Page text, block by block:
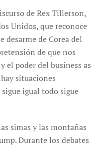
de Rex Tillerson,
Unidos, que reconoce
desarme de Corea del
de que nos
el poder del business as
situaciones
igual todo sigue
simas y las montañas
Durante los debates